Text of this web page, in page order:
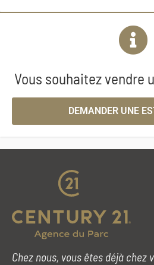
Vous souhaitez vendre
DEMANDER UNE
Chez nous, vous êtes déjà chez